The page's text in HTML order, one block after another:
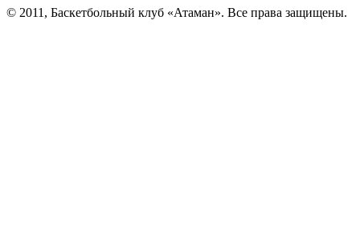
© 2011, Баскетбольный клуб «Атаман». Все права защищены.